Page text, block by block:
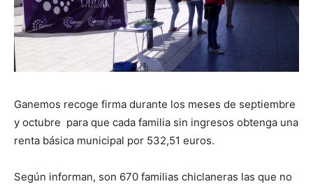
Ganemos recoge firma durante los meses de septiembre
y octubre para que cada familia sin ingresos obtenga una
renta básica municipal por 532,51 euros.
Según informan, son 670 familias chiclaneras las que no